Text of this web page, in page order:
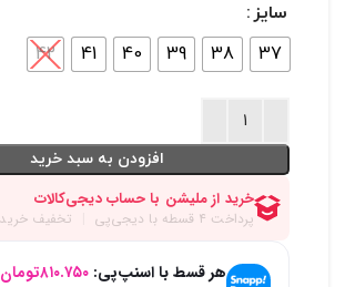
سایز
37
38
39
40
41
42
افزودن به سبد خرید
هر قسط با اسنپ‌پی: ۸۱۰.۷۵۰تومان